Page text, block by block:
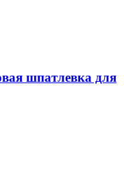
шпатлевка для